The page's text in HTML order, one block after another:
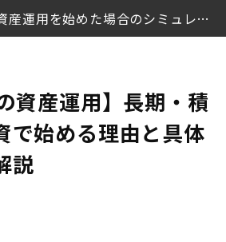
50歳から資産運用を始めた場合のシミュレーション
る悩みは「老後資金」が最多
保有額はどのぐらい？
運用を始め、投資を続ける
・積立・分散投資
資産運用】長期・積
で始める理由と具体
説